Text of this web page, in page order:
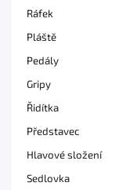
Ráfek
Pláště
Pedály
Gripy
Řidítka
Představec
Hlavové složení
Sedlovka